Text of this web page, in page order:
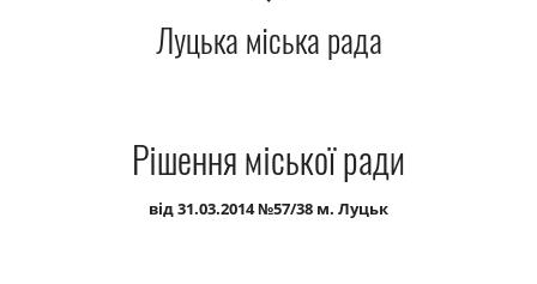
Міська рада
Публічна інформація
Луцька міська рада
Рішення міської ради
від 31.03.2014 №57/38 м. Луцьк